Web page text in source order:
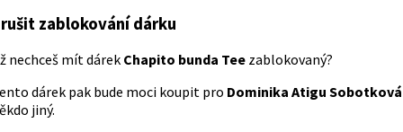
zablokování dárku
nechceš mít dárek Chapito bunda Tee zablokovaný?
dárek pak bude moci koupit pro Dominika Atigu Sobotková
jiný.